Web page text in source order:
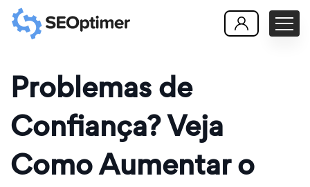
Problemas de
Confiança? Veja
Como Aumentar o